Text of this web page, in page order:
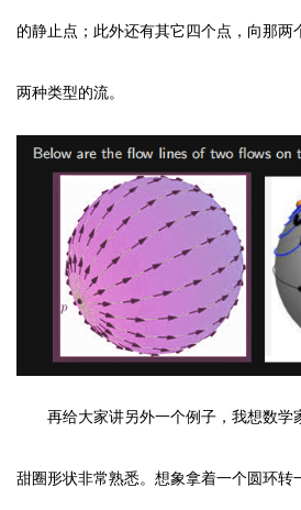
的静止点；此外还有其它四个点，向那两
两种类型的流。
再给大家讲另外一个例子，我想数学
甜圈形状非常熟悉。想象拿着一个圆环转